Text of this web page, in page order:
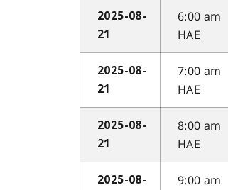
2025-08-
21
6:00 am
HAE
2025-08-
21
7:00 am
HAE
2025-08-
21
8:00 am
HAE
2025-08-
9:00 am